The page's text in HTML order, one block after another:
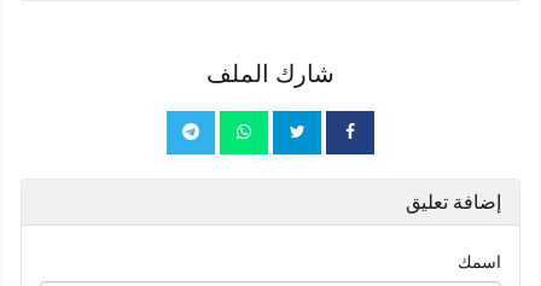
شارك الملف
إضافة تعليق
اسمك